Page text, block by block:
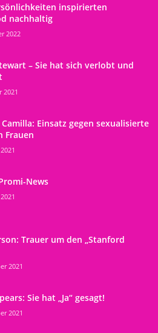
inspirierten
nachhaltig
2022
– Sie hat sich verlobt und
2021
Einsatz gegen sexualisierte
Frauen
News
Trauer um den „Stanford
2021
Sie hat „Ja“ gesagt!
2021